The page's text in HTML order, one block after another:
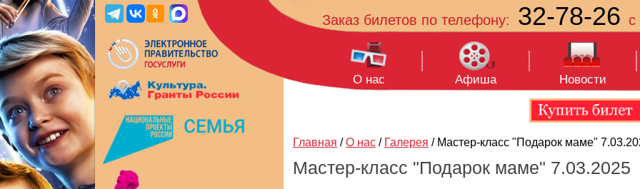
Заказ билетов по телефону: 32-78-26 с
О нас Афиша Новости
Главная / О нас / Галерея / Мастер-класс "Подарок маме"
Мастер-класс "Подарок маме" 7.03.2025